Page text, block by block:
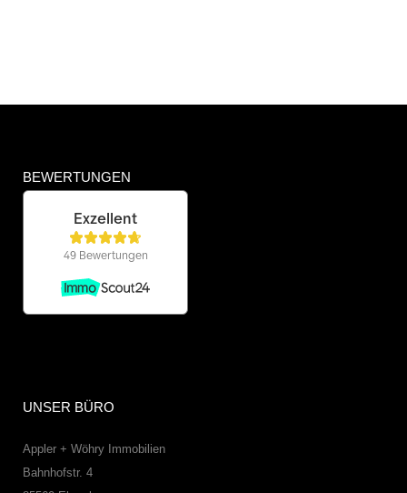
BEWERTUNGEN
UNSER BÜRO
Appler + Wöhry Immobilien
Bahnhofstr. 4